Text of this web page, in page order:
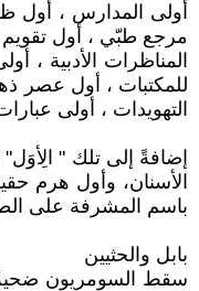
أولى المدارس ، أول
مرجع طبّي ، أول تقويم
المناظرات الأدبية ،
للمكتبات ، أول عصر
التهويدات ، أولى
إضافةً إلى تلك "
باسم المشرفة على
بابل والحثيين​